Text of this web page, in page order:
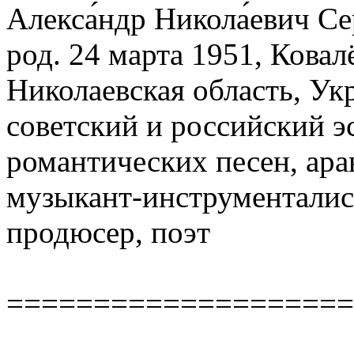
Алекса́ндр Никола́евич
род. 24 марта 1951,
Николаевская область,
советский и российский
романтических песен,
музыкант-
продюсер, поэт